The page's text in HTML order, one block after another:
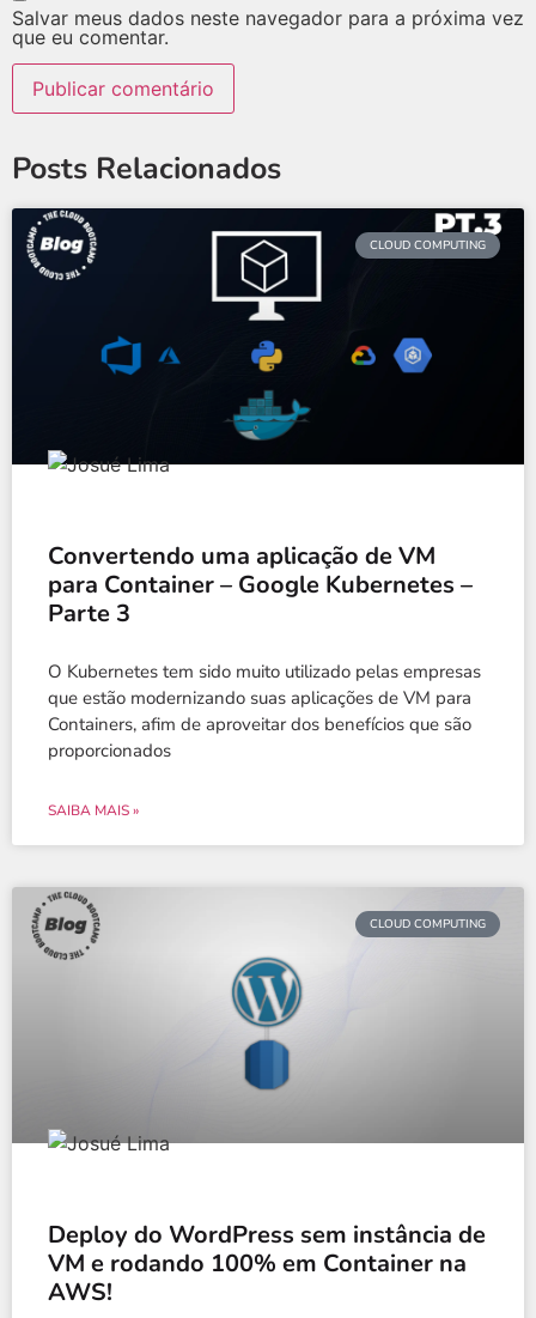
Salvar meus dados neste navegador para a próxima vez
que eu comentar.
Posts Relacionados
CLOUD COMPUTING
Convertendo uma aplicação de VM
para Container – Google Kubernetes –
Parte 3
O Kubernetes tem sido muito utilizado pelas empresas
que estão modernizando suas aplicações de VM para
Containers, afim de aproveitar dos benefícios que são
proporcionados
SAIBA MAIS »
CLOUD COMPUTING
Deploy do WordPress sem instância de
VM e rodando 100% em Container na
AWS!